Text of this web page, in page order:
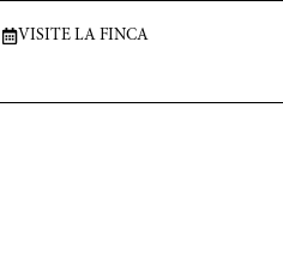
VISITE LA FINCA
VISITE LA FINCA